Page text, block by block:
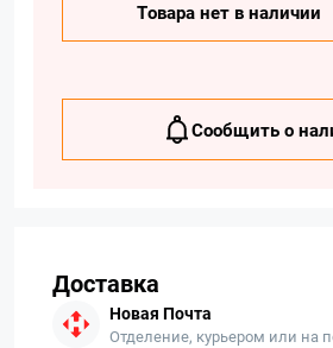
Товара нет в наличии
Сообщить о
Доставка
Новая Почта
Отделение, курьером или на